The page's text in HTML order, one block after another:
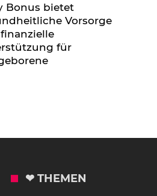
Bonus bietet
Vorsorge
für
❤ THEMEN